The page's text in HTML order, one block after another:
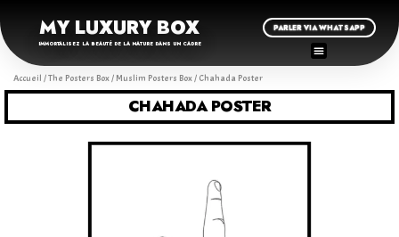
MY LUXURY BOX
IMMORTALISEZ LA BEAUTÉ DE LA NATURE DANS UN CADRE
PARLER VIA WHATSAPP
Accueil /The Posters Box/ Muslim Posters Box/ Chahada Poster
CHAHADA POSTER